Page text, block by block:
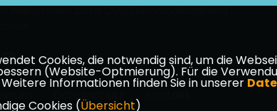
Datenschutz
Cookies, die notwendig sind, um die
(Website-Optmierung). Für die
Informationen finden Sie in unserer
Cookies (Übersicht)